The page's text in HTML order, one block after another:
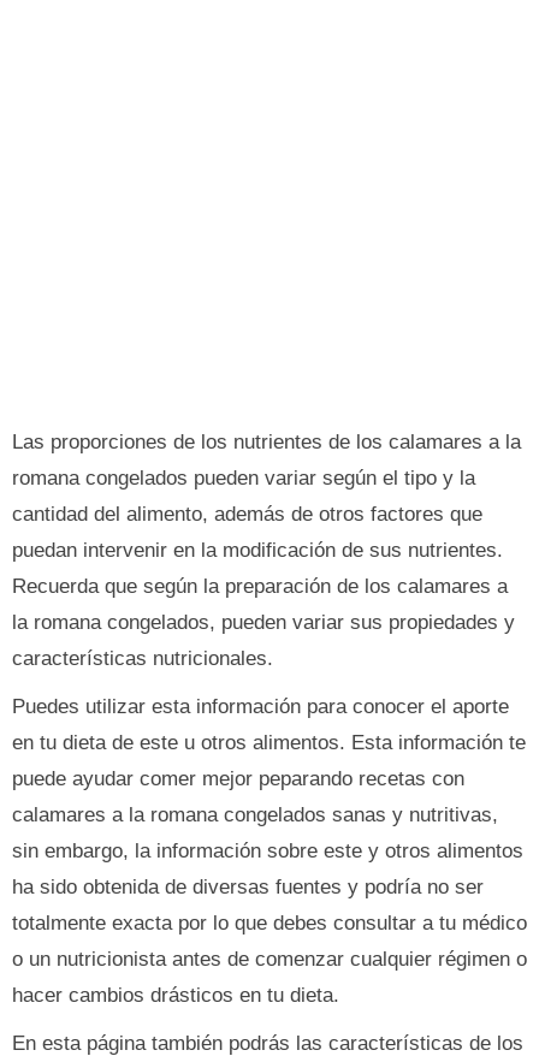
Las proporciones de los nutrientes de los calamares a la
romana congelados pueden variar según el tipo y la
cantidad del alimento, además de otros factores que
puedan intervenir en la modificación de sus nutrientes.
Recuerda que según la preparación de los calamares a
la romana congelados, pueden variar sus propiedades y
características nutricionales.
Puedes utilizar esta información para conocer el aporte
en tu dieta de este u otros alimentos. Esta información te
puede ayudar comer mejor peparando recetas con
calamares a la romana congelados sanas y nutritivas,
sin embargo, la información sobre este y otros alimentos
ha sido obtenida de diversas fuentes y podría no ser
totalmente exacta por lo que debes consultar a tu médico
o un nutricionista antes de comenzar cualquier régimen o
hacer cambios drásticos en tu dieta.
En esta página también podrás las características de los